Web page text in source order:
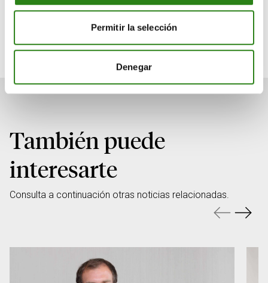
Permitir la selección
Denegar
Senior Portfolio Manager. Creand Wealth Management
Miami
También puede
interesarte
Consulta a continuación otras noticias relacionadas.